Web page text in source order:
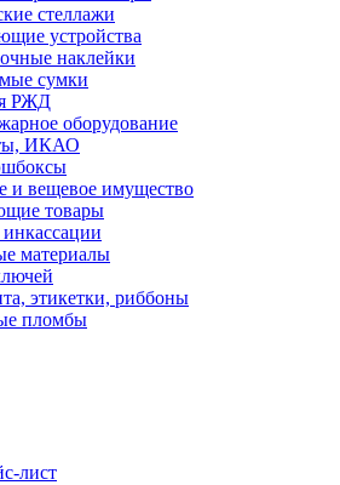
стеллажи
устройства
наклейки
сумки
РЖД
оборудование
ИКАО
и вещевое имущество
товары
материалы
этикетки, риббоны
пломбы
лист